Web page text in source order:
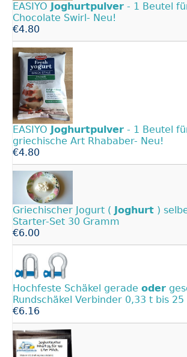
EASIYO Joghurtpulver - 1 Beutel
Chocolate Swirl- Neu!
€4.80
EASIYO Joghurtpulver - 1 Beutel
griechische Art Rhababer- Neu!
€4.80
Griechischer Jogurt ( Joghurt )
Starter-Set 30 Gramm
€6.00
Hochfeste Schäkel gerade oder
Rundschäkel Verbinder 0,33 t bis 25
€6.16